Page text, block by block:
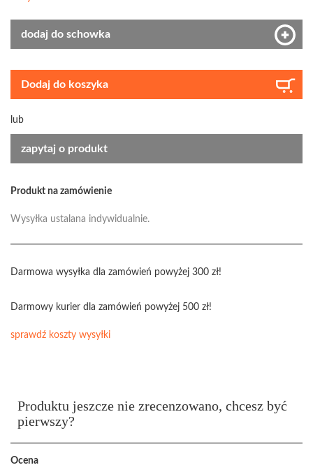
dodaj do schowka
Dodaj do koszyka
lub
zapytaj o produkt
Produkt na zamówienie
Wysyłka ustalana indywidualnie.
Darmowa wysyłka dla zamówień powyżej 300 zł!
Darmowy kurier dla zamówień powyżej 500 zł!
sprawdź koszty wysyłki
Produktu jeszcze nie zrecenzowano, chcesz być
pierwszy?
Ocena